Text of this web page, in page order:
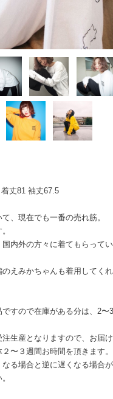
丈81 袖丈67.5
、現在でも一番の売れ筋。
内外の方々に着てもらってい
えみかちゃんも着用してく
すので在庫がある分は、2〜
生産となりますので、お届
２〜３週間お時間を頂きます
る場合と逆に遅くなる場合が